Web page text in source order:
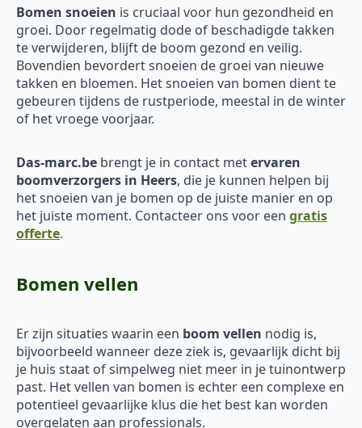
Bomen snoeien is cruciaal voor hun gezondheid en
groei. Door regelmatig dode of beschadigde takken
te verwijderen, blijft de boom gezond en veilig.
Bovendien bevordert snoeien de groei van nieuwe
takken en bloemen. Het snoeien van bomen dient te
gebeuren tijdens de rustperiode, meestal in de winter
of het vroege voorjaar.
Das-marc.be brengt je in contact metervaren
boomverzorgers in Heers, die je kunnen helpen bij
het snoeien van je bomen op de juiste manier en op
het juiste moment. Contacteer ons voor een gratis
offerte.
Bomen vellen
Er zijn situaties waarin een boom vellen nodig is,
bijvoorbeeld wanneer deze ziek is, gevaarlijk dicht bij
je huis staat of simpelweg niet meer in je tuinontwerp
past. Het vellen van bomen is echter een complexe en
potentieel gevaarlijke klus die het best kan worden
overgelaten aan professionals.